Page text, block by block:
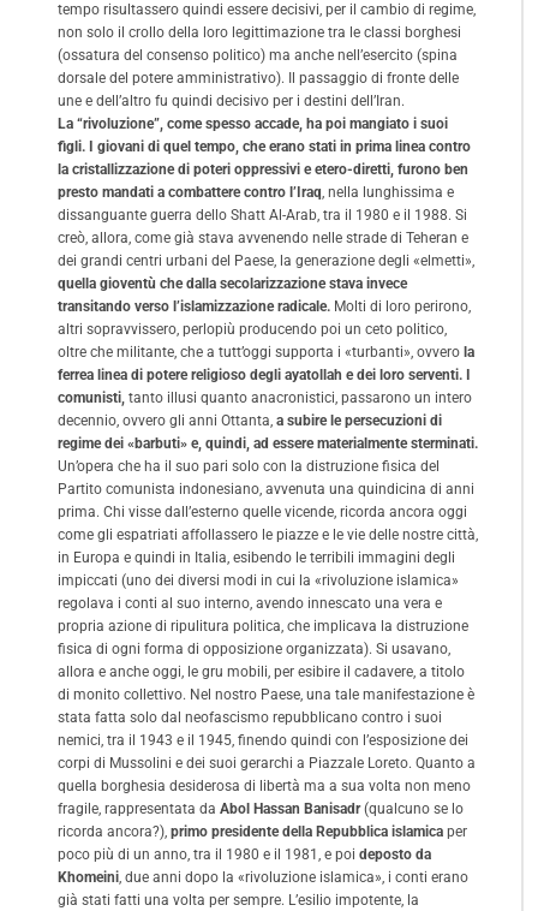
tempo risultassero quindi essere decisivi, per il cambio di regime,
non solo il crollo della loro legittimazione tra le classi borghesi
(ossatura del consenso politico) ma anche nell’esercito (spina
dorsale del potere amministrativo). Il passaggio di fronte delle
une e dell’altro fu quindi decisivo per i destini dell’Iran.
La “rivoluzione”, come spesso accade, ha poi mangiato i suoi
figli. I giovani di quel tempo, che erano stati in prima linea contro
la cristallizzazione di poteri oppressivi e etero-diretti, furono ben
presto mandati a combattere contro l’Iraq, nella lunghissima e
dissanguante guerra dello Shatt Al-Arab, tra il 1980 e il 1988. Si
creò, allora, come già stava avvenendo nelle strade di Teheran e
dei grandi centri urbani del Paese, la generazione degli «elmetti»,
quella gioventù che dalla secolarizzazione stava invece
transitando verso l’islamizzazione radicale. Molti di loro perirono,
altri sopravvissero, perlopiù producendo poi un ceto politico,
oltre che militante, che a tutt’oggi supporta i «turbanti», ovvero la
ferrea linea di potere religioso degli ayatollah e dei loro serventi.
comunisti, tanto illusi quanto anacronistici, passarono un intero
decennio, ovvero gli anni Ottanta, a subire le persecuzioni di
regime dei «barbuti» e, quindi, ad essere materialmente sterminati.
Un’opera che ha il suo pari solo con la distruzione fisica del
Partito comunista indonesiano, avvenuta una quindicina di anni
prima. Chi visse dall’esterno quelle vicende, ricorda ancora oggi
come gli espatriati affollassero le piazze e le vie delle nostre città,
in Europa e quindi in Italia, esibendo le terribili immagini degli
impiccati (uno dei diversi modi in cui la «rivoluzione islamica»
regolava i conti al suo interno, avendo innescato una vera e
propria azione di ripulitura politica, che implicava la distruzione
fisica di ogni forma di opposizione organizzata). Si usavano,
allora e anche oggi, le gru mobili, per esibire il cadavere, a titolo
di monito collettivo. Nel nostro Paese, una tale manifestazione è
stata fatta solo dal neofascismo repubblicano contro i suoi
nemici, tra il 1943 e il 1945, finendo quindi con l’esposizione dei
corpi di Mussolini e dei suoi gerarchi a Piazzale Loreto. Quanto a
quella borghesia desiderosa di libertà ma a sua volta non meno
fragile, rappresentata da Abol Hassan Banisadr(qualcuno se lo
ricorda ancora?), primo presidente della Repubblica islamica per
poco più di un anno, tra il 1980 e il 1981, e poi deposto da
Khomeini, due anni dopo la «rivoluzione islamica», i conti erano
già stati fatti una volta per sempre. L’esilio impotente, la